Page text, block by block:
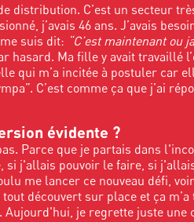
distribution. C’est un secteur
j’avais 46 ans. J’avais
suis dit: “C’est maintenant ou
hasard. Ma fille y avait travaillé
qui m’a incitée à postuler car
C’est comme ça que j’ai
évidente ?
Parce que je partais dans
si j'allais pouvoir le faire, si
me lancer ce nouveau défi,
découvert sur place et ça
je regrette juste une